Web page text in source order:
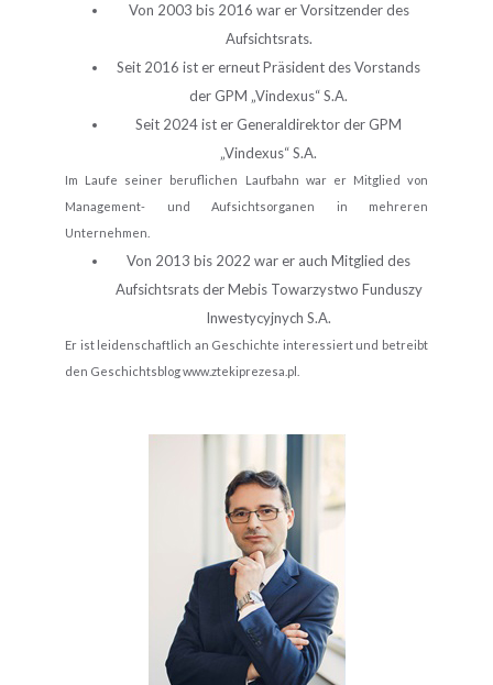
Von 2003 bis 2016 war er Vorsitzender des
Aufsichtsrats.
Seit 2016 ist er erneut Präsident des Vorstands
der GPM „Vindexus“ S.A.
Seit 2024 ist er Generaldirektor der GPM
„Vindexus“ S.A.
Im Laufe seiner beruflichen Laufbahn war er Mitglied von
Management- und Aufsichtsorganen in mehreren
Unternehmen.
Von 2013 bis 2022 war er auch Mitglied des
Aufsichtsrats der Mebis Towarzystwo Funduszy
Inwestycyjnych S.A.
Er ist leidenschaftlich an Geschichte interessiert und betreibt
den Geschichtsblog www.ztekiprezesa.pl.